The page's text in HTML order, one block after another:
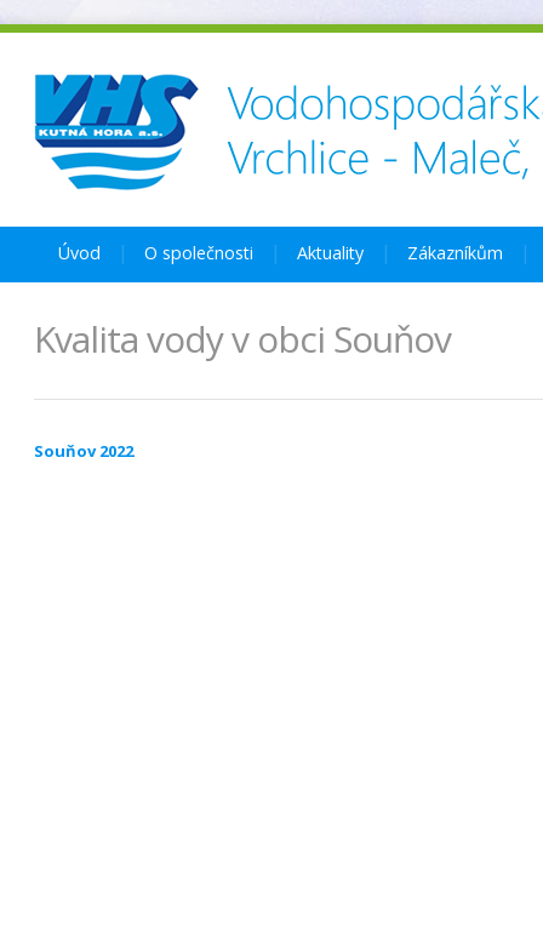
Úvod O společnosti Aktuality Zákazníkům
Kvalita vody v obci Souňov
Souňov 2022